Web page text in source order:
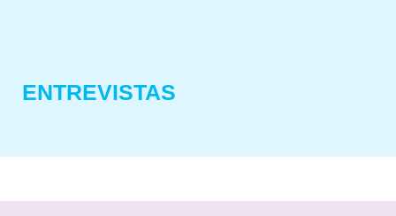
ENTREVISTAS